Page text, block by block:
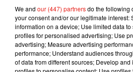
We and our (447) partnersdo the following
your consent and/or our legitimate interest:
information on a device; Use limited data
profiles for personalised advertising; Use
advertising; Measure advertising
performance; Understand audiences
of data from different sources; Develop